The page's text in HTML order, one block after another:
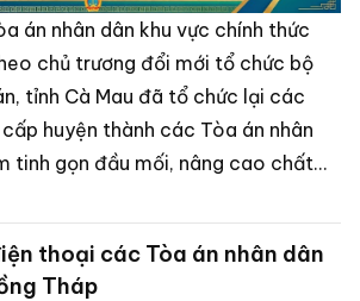
án nhân dân khu vực chính thức
chủ trương đổi mới tổ chức bộ
tỉnh Cà Mau đã tổ chức lại các
huyện thành các Tòa án nhân
tinh gọn đầu mối, nâng cao chất
lý.
thoại các Tòa án nhân dân
Tháp